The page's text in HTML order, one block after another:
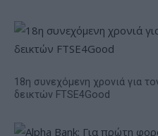
18η συνεχόμενη χρονιά για
δεικτών FTSE4Good